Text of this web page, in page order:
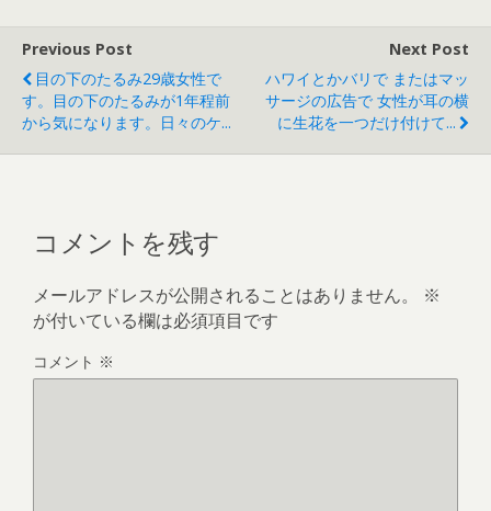
Previous Post
目の下のたるみ29歳女性で
す。目の下のたるみが1年程前
から気になります。日々のケ...
Next Post
ハワイとかバリで またはマッ
サージの広告で 女性が耳の横
に生花を一つだけ付けて...
コメントを残す
メールアドレスが公開されることはありません。
※
が付いている欄は必須項目です
コメント ※